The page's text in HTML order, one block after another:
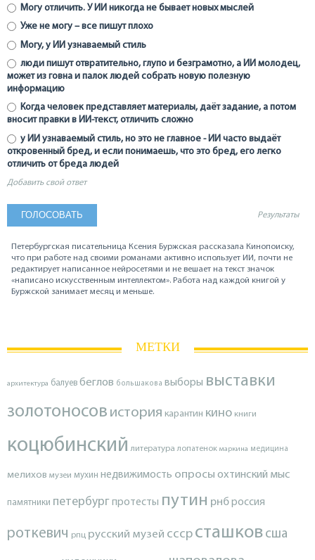
Могу отличить. У ИИ никогда не бывает новых мыслей
Уже не могу – все пишут плохо
Могу, у ИИ узнаваемый стиль
люди пишут отвратительно, глупо и безграмотно, а ИИ молодец,
может из говна и палок людей собрать новую полезную
информацию
Когда человек представляет материалы, даёт задание, а потом
вносит правки в ИИ-текст, отличить сложно
у ИИ узнаваемый стиль, но это не главное - ИИ часто выдаёт
откровенный бред, и если понимаешь, что это бред, его легко
отличить от бреда людей
Добавить свой ответ
Результаты
Петербургская писательница Ксения Буржская рассказала Кинопоиску,
что при работе над своими романами активно использует ИИ, почти не
редактирует написанное нейросетями и не вешает на текст значок
«написано искусственным интеллектом». Работа над каждой книгой у
Буржской занимает месяц и меньше.
МЕТКИ
архитектура балуев беглов большакова выборы выставки
золотоносов история карантин кино книги
коцюбинский литература лопатенок маркина медицина
мелихов музеи мухин недвижимость опросы охтинский мыс
памятники петербургпротесты путин рнброссия
роткевич рпц русский музей ссср сташков сша